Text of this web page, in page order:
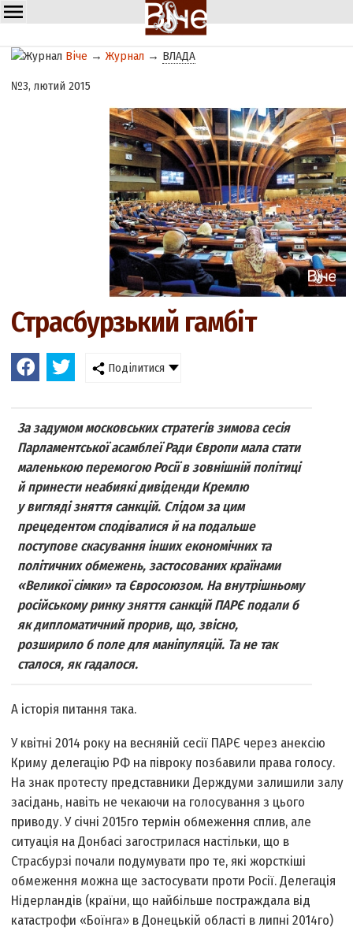
Віче →Журнал → ВЛАДА
№3, лютий 2015
Страсбурзький гамбіт
Поділитися
За задумом московських стратегів зимова сесія
Парламентської асамблеї Ради Європи мала стати
маленькою перемогою Росії в зовнішній політиці
й принести неабиякі дивіденди Кремлю
у вигляді зняття санкцій. Слідом за цим
прецедентом сподівалися й на подальше
поступове скасування інших економічних та
політичних обмежень, застосованих країнами
«Великої сімки» та Євросоюзом. На внутрішньому
російському ринку зняття санкцій ПАРЄ подали б
як дипломатичний прорив, що, звісно,
розширило б поле для маніпуляцій. Та не так
сталося, як гадалося.
А історія питання така.
У квітні 2014 року на весняній сесії ПАРЄ через анексію
Криму делегацію РФ на півроку позбавили права голосу.
На знак протесту представники Держдуми залишили залу
засідань, навіть не чекаючи на голосування з цього
приводу. У січні 2015­го термін обмеження сплив, але
ситуація на Донбасі загострилася настільки, що в
Страсбурзі почали подумувати про те, які жорсткіші
обмеження можна ще застосувати проти Росії. Делегація
Нідерландів (країни, що найбільше постраждала від
катастрофи «Боїнга» в Донецькій області в липні 2014­го)